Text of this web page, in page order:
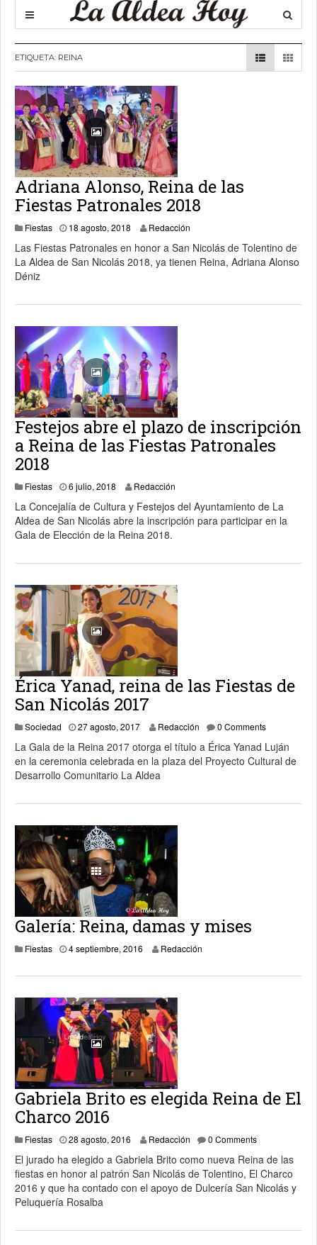
ETIQUETA: REINA
Adriana Alonso, Reina de las
Fiestas Patronales 2018
Fiestas 18 agosto, 2018 27 agosto, 2018
Redacción
Las Fiestas Patronales en honor a San Nicolás de Tolentino de
La Aldea de San Nicolás 2018, ya tienen Reina, Adriana Alonso
Déniz
Festejos abre el plazo de inscripción
a Reina de las Fiestas Patronales
2018
Fiestas 6 julio, 2018 Redacción
La Concejalía de Cultura y Festejos del Ayuntamiento de La
Aldea de San Nicolás abre la inscripción para participar en la
Gala de Elección de la Reina 2018.
Érica Yanad, reina de las Fiestas de
San Nicolás 2017
Sociedad 27 agosto, 201730 agosto, 2017
Redacción 0 Comments
La Gala de la Reina 2017 otorga el título a Érica Yanad Luján
en la ceremonia celebrada en la plaza del Proyecto Cultural de
Desarrollo Comunitario La Aldea
Galería: Reina, damas y mises
Fiestas 4 septiembre, 2016 17 enero, 2019
Redacción
Gabriela Brito es elegida Reina de El
Charco 2016
Fiestas 28 agosto, 2016 28 agosto, 2016
Redacción 0 Comments
El jurado ha elegido a Gabriela Brito como nueva Reina de las
fiestas en honor al patrón San Nicolás de Tolentino, El Charco
2016 y que ha contado con el apoyo de Dulcería San Nicolás y
Peluquería Rosalba